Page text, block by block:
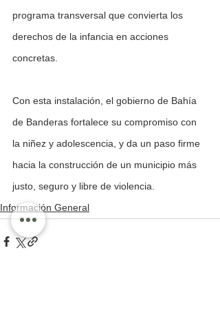
programa transversal que convierta los
derechos de la infancia en acciones
concretas.
Con esta instalación, el gobierno de Bahía
de Banderas fortalece su compromiso con
la niñez y adolescencia, y da un paso firme
hacia la construcción de un municipio más
justo, seguro y libre de violencia.
Información General